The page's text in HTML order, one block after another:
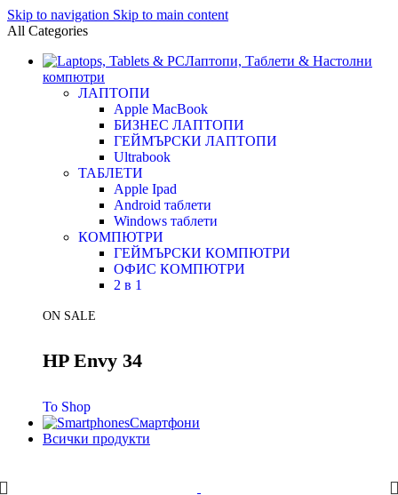
Skip to navigation Skip to main content
All Categories
Лаптопи, Таблети & Настолни
компютри
ЛАПТОПИ
Apple MacBook
БИЗНЕС ЛАПТОПИ
ГЕЙМЪРСКИ ЛАПТОПИ
Ultrabook
ТАБЛЕТИ
Apple Ipad
Android таблети
Windows таблети
КОМПЮТРИ
ГЕЙМЪРСКИ КОМПЮТРИ
ОФИС КОМПЮТРИ
2 в 1
ON SALE
HP Envy 34
To Shop
Смартфони
Всички продукти